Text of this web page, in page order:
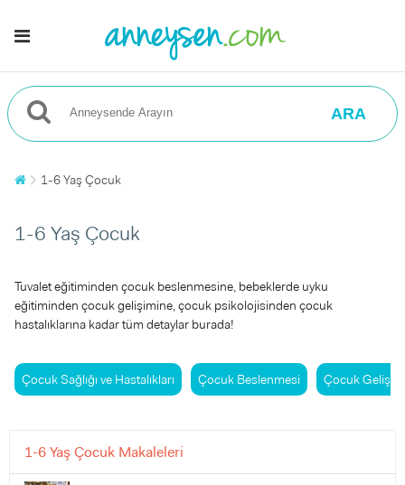
ARA
1-6 Yaş Çocuk
1-6 Yaş Çocuk
Tuvalet eğitiminden çocuk beslenmesine, bebeklerde uyku
eğitiminden çocuk gelişimine, çocuk psikolojisinden çocuk
hastalıklarına kadar tüm detaylar burada!
Çocuk Sağlığı ve Hastalıkları Çocuk Beslenmesi Çocuk
1-6 Yaş Çocuk Makaleleri